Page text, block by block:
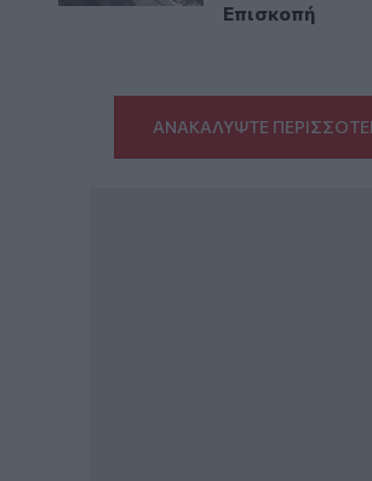
Επισκοπή
ΑΝΑΚΑΛΥΨΤΕ